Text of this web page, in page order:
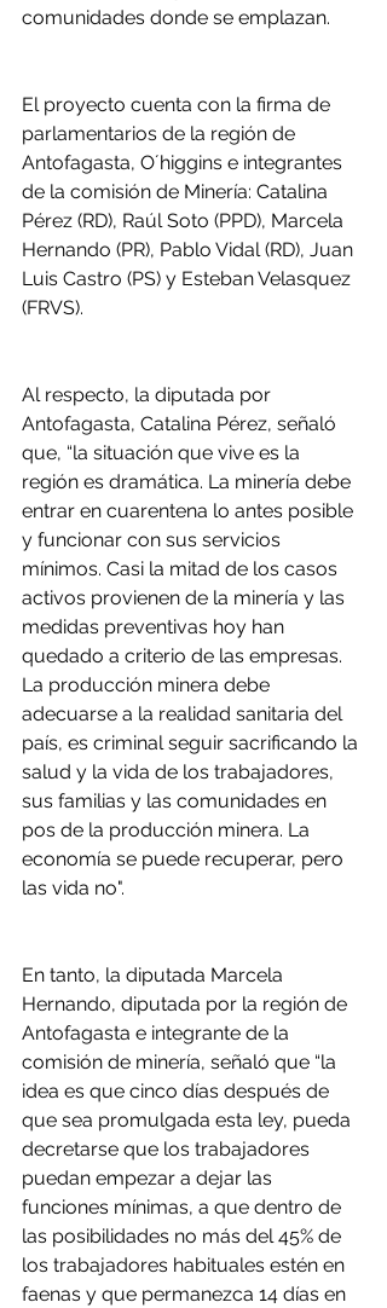
comunidades donde se emplazan.
El proyecto cuenta con la firma de
parlamentarios de la región de
Antofagasta, O´higgins e integrantes
de la comisión de Minería: Catalina
Pérez (RD), Raúl Soto (PPD), Marcela
Hernando (PR), Pablo Vidal (RD), Juan
Luis Castro (PS) y Esteban Velasquez
(FRVS).
Al respecto, la diputada por
Antofagasta, Catalina Pérez, señaló
que, “la situación que vive es la
región es dramática. La minería debe
entrar en cuarentena lo antes posible
y funcionar con sus servicios
mínimos. Casi la mitad de los casos
activos provienen de la minería y las
medidas preventivas hoy han
quedado a criterio de las empresas.
La producción minera debe
adecuarse a la realidad sanitaria del
país, es criminal seguir sacrificando la
salud y la vida de los trabajadores,
sus familias y las comunidades en
pos de la producción minera. La
economía se puede recuperar, pero
las vida no".
En tanto, la diputada Marcela
Hernando, diputada por la región de
Antofagasta e integrante de la
comisión de minería, señaló que “la
idea es que cinco días después de
que sea promulgada esta ley, pueda
decretarse que los trabajadores
puedan empezar a dejar las
funciones mínimas, a que dentro de
las posibilidades no más del 45% de
los trabajadores habituales estén en
faenas y que permanezca 14 días en